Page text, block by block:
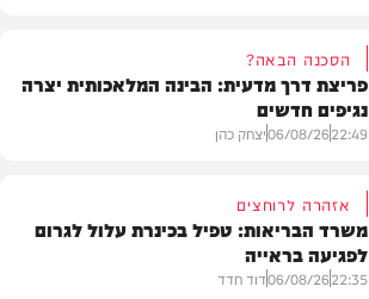
הסכנה הבאה?
פריצת דרך מדעית: הבינה המלאכותית יצרה
נגיפים חדשים
22:49
06/08/26יצחק כהן
אזהרה לרוחצים
משרד הבריאות: טפיל בכינרת עלול לגרום
לפגיעה בראייה
22:35
06/08/26דוד חדד